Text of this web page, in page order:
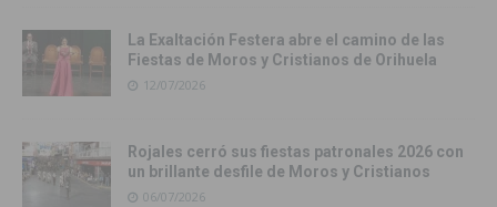
La Exaltación Festera abre el camino de las
Fiestas de Moros y Cristianos de Orihuela
12/07/2026
Rojales cerró sus fiestas patronales 2026 con
un brillante desfile de Moros y Cristianos
06/07/2026